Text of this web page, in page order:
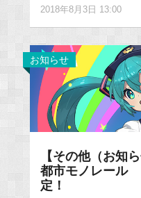
2018年8月3日 13:00
お知らせ
【その他（お知
都市モノレール
定！